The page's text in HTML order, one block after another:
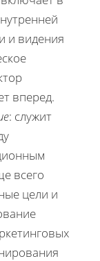
и видения
вперед.
: служит
всего
цели и